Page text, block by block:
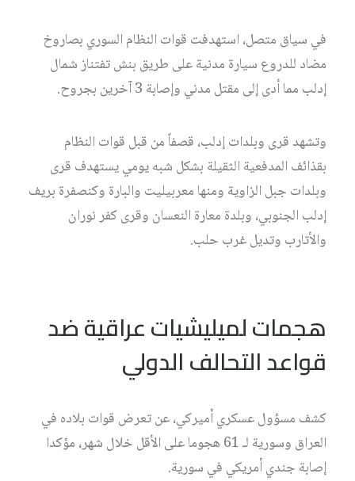
في سياق متصل، استهدفت قوات النظام السوري بصاروخ
مضاد للدروع سيارة مدنية على طريق بنش تفتناز شمال
إدلب مما أدى إلى مقتل مدني وإصابة 3 آخرين بجروح.
وتشهد قرى وبلدات إدلب، قصفاً من قبل قوات النظام
بقذائف المدفعية الثقيلة بشكل شبه يومي يستهدف قرى
وبلدات جبل الزاوية ومنها معربيليت والبارة وكنصفرة بريف
إدلب الجنوبي، وبلدة معارة النعسان وقرى كفر نوران
والأتارب وتديل غرب حلب.
هجمات لميليشيات عراقية ضد
قواعد التحالف الدولي
كشف مسؤول عسكري أميركي، عن تعرض قوات بلاده في
العراق وسورية لـ 61 هجوما على الأقل خلال شهر، مؤكدا
إصابة جندي أمريكي في سورية.